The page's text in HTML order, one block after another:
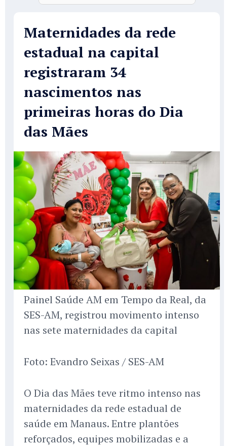
Maternidades da rede
estadual na capital
registraram 34
nascimentos nas
primeiras horas do Dia
das Mães
Painel Saúde AM em Tempo da Real, da
SES-AM, registrou movimento intenso
nas sete maternidades da capital
Foto: Evandro Seixas / SES-AM
O Dia das Mães teve ritmo intenso nas
maternidades da rede estadual de
saúde em Manaus. Entre plantões
reforçados, equipes mobilizadas e a